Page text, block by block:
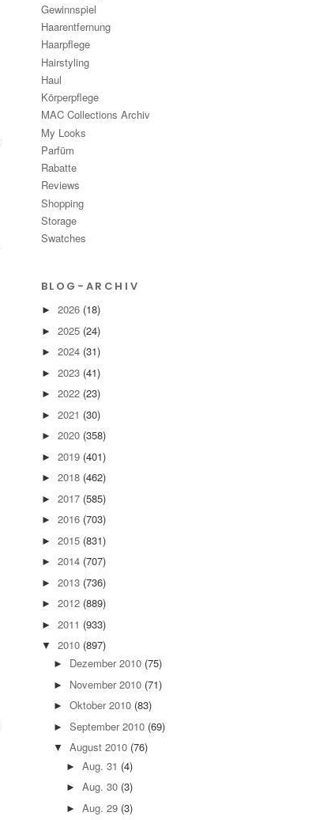
Gewinnspiel
Haarentfernung
Haarpflege
Hairstyling
Haul
Körperpflege
MAC Collections Archiv
My Looks
Parfüm
Rabatte
Reviews
Shopping
Storage
Swatches
BLOG-ARCHIV
► 2026 (18)
► 2025 (24)
► 2024 (31)
► 2023 (41)
► 2022 (23)
► 2021 (30)
► 2020 (358)
► 2019 (401)
► 2018 (462)
► 2017 (585)
► 2016 (703)
► 2015 (831)
► 2014 (707)
► 2013 (736)
► 2012 (889)
► 2011 (933)
▼ 2010 (897)
► Dezember 2010 (75)
► November 2010 (71)
►Oktober 2010 (83)
►September 2010 (69)
▼August 2010 (76)
► Aug. 31 (4)
► Aug. 30 (3)
► Aug. 29 (3)